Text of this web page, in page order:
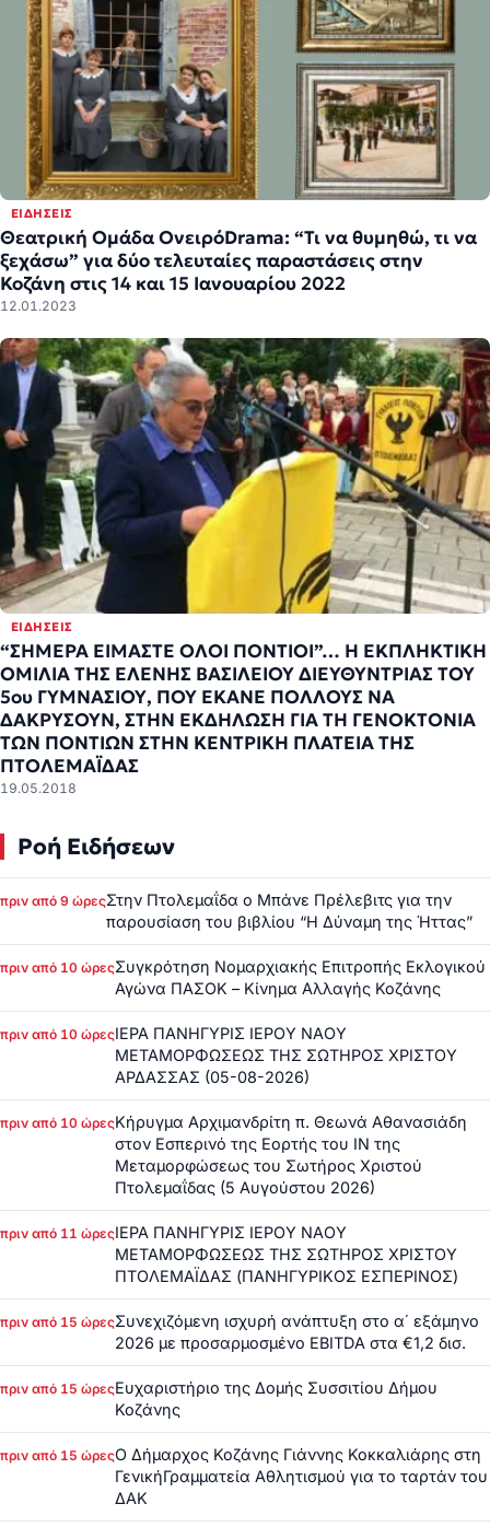
ΕΙΔΉΣΕΙΣ
Θεατρική Ομάδα ΟνειρόDrama: “Τι να θυμηθώ, τι να
ξεχάσω” για δύο τελευταίες παραστάσεις στην
Κοζάνη στις 14 και 15 Ιανουαρίου 2022
12.01.2023
ΕΙΔΉΣΕΙΣ
“ΣΗΜΕΡΑ ΕΙΜΑΣΤΕ ΟΛΟΙ ΠΟΝΤΙΟΙ”… Η ΕΚΠΛΗΚΤΙΚΗ
ΟΜΙΛΙΑ ΤΗΣ ΕΛΕΝΗΣ ΒΑΣΙΛΕΙΟΥ ΔΙΕΥΘΥΝΤΡΙΑΣ ΤΟΥ
5ου ΓΥΜΝΑΣΙΟΥ, ΠΟΥ ΕΚΑΝΕ ΠΟΛΛΟΥΣ ΝΑ
ΔΑΚΡΥΣΟΥΝ, ΣΤΗΝ ΕΚΔΗΛΩΣΗ ΓΙΑ ΤΗ ΓΕΝΟΚΤΟΝΙΑ
ΤΩΝ ΠΟΝΤΙΩΝ ΣΤΗΝ ΚΕΝΤΡΙΚΗ ΠΛΑΤΕΙΑ ΤΗΣ
ΠΤΟΛΕΜΑΪΔΑΣ
19.05.2018
Ροή Ειδήσεων
πριν από 9 ώρεςΣτην Πτολεμαΐδα ο Μπάνε Πρέλεβιτς για την
παρουσίαση του βιβλίου “Η Δύναμη της Ήττας”
πριν από 10 ώρεςΣυγκρότηση Νομαρχιακής Επιτροπής Εκλογικού
Αγώνα ΠΑΣΟΚ – Κίνημα Αλλαγής Κοζάνης
πριν από 10 ώρεςΙΕΡΑ ΠΑΝΗΓΥΡΙΣ ΙΕΡΟΥ ΝΑΟΥ
ΜΕΤΑΜΟΡΦΩΣΕΩΣ ΤΗΣ ΣΩΤΗΡΟΣ ΧΡΙΣΤΟΥ
ΑΡΔΑΣΣΑΣ (05-08-2026)
πριν από 10 ώρεςΚήρυγμα Αρχιμανδρίτη π. Θεωνά Αθανασιάδη
στον Εσπερινό της Εορτής του ΙΝ της
Μεταμορφώσεως του Σωτήρος Χριστού
Πτολεμαΐδας (5 Αυγούστου 2026)
πριν από 11 ώρεςΙΕΡΑ ΠΑΝΗΓΥΡΙΣ ΙΕΡΟΥ ΝΑΟΥ
ΜΕΤΑΜΟΡΦΩΣΕΩΣ ΤΗΣ ΣΩΤΗΡΟΣ ΧΡΙΣΤΟΥ
ΠΤΟΛΕΜΑΪΔΑΣ (ΠΑΝΗΓΥΡΙΚΟΣ ΕΣΠΕΡΙΝΟΣ)
πριν από 15 ώρεςΣυνεχιζόμενη ισχυρή ανάπτυξη στο α΄ εξάμηνο
2026 με προσαρμοσμένο EBITDA στα €1,2 δισ.
πριν από 15 ώρεςΕυχαριστήριο της Δομής Συσσιτίου Δήμου
Κοζάνης
πριν από 15 ώρεςΟ Δήμαρχος Κοζάνης Γιάννης Κοκκαλιάρης στη
ΓενικήΓραμματεία Αθλητισμού για το ταρτάν του
ΔΑΚ